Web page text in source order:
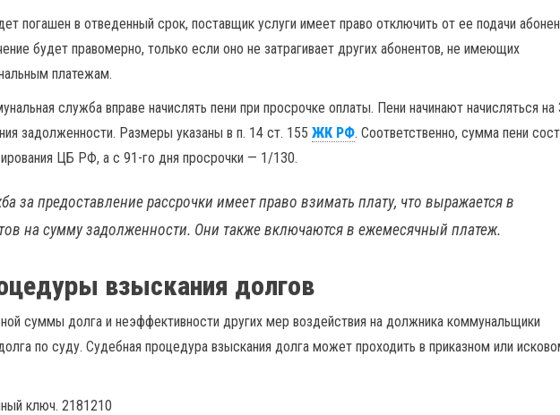
погашен в отведенный срок, поставщик услуги имеет право отключить от ее подачи
будет правомерно, только если оно не затрагивает других абонентов, не имеющих
платежам.
служба вправе начислять пени при просрочке оплаты. Пени начинают начисляться на
задолженности. Размеры указаны в п. 14 ст. 155 ЖК РФ. Соответственно, сумма пени
ЦБ РФ, а с 91-го дня просрочки — 1/130.
за предоставление рассрочки имеет право взимать плату, что выражается в
на сумму задолженности. Они также включаются в ежемесячный платеж.
взыскания долгов
суммы долга и неэффективности других мер воздействия на должника коммунальщики
по суду. Судебная процедура взыскания долга может проходить в приказном или
ключ. 2181210